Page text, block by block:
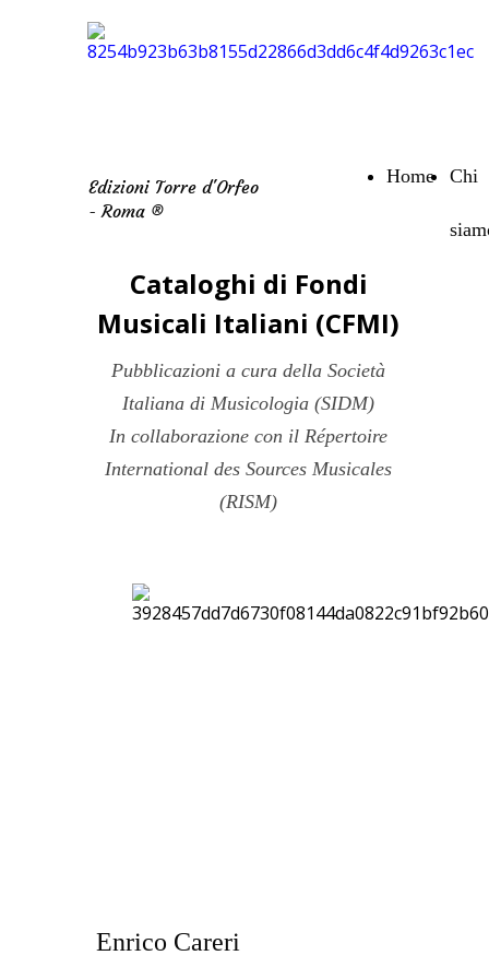
Home Chi
Edizioni Torre d'Orfeo
- Roma ®
Cataloghi di Fondi
Musicali Italiani (CFMI)
Pubblicazioni a cura della Società
Italiana di Musicologia (SIDM)
In collaborazione con il Répertoire
International des Sources Musicales
(RISM)
Enrico Careri